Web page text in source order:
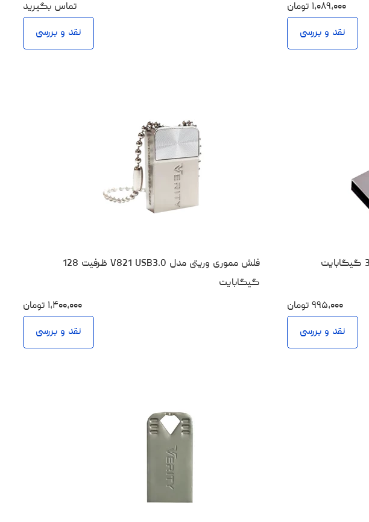
۱،۰۸۹،۰۰۰ تومان
نقد و بررسی
تماس بگیرید
نقد و بررسی
۹۹۵،۰۰۰ تومان
نقد و بررسی
فلش مموری وریتی مدل V821 USB3.0 ظرفیت 128
گیگابایت
۱،۴۰۰،۰۰۰ تومان
نقد و بررسی